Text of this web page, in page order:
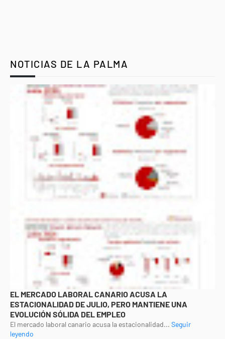
NOTICIAS DE LA PALMA
EL MERCADO LABORAL CANARIO ACUSA LA
ESTACIONALIDAD DE JULIO, PERO MANTIENE UNA
EVOLUCIÓN SÓLIDA DEL EMPLEO
El mercado laboral canario acusa la estacionalidad... Seguir
leyendo